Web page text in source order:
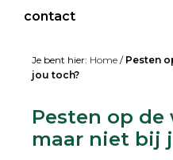
contact
Je bent hier: Home / Pesten
jou toch?
Pesten op de
maar niet bij